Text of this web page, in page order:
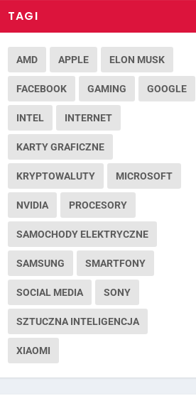
TAGI
AMD APPLE ELON MUSK
FACEBOOK GAMING GOOGLE
INTEL INTERNET
KARTY GRAFICZNE
KRYPTOWALUTY MICROSOFT
NVIDIA PROCESORY
SAMOCHODY ELEKTRYCZNE
SAMSUNG SMARTFONY
SOCIAL MEDIA SONY
SZTUCZNA INTELIGENCJA
XIAOMI